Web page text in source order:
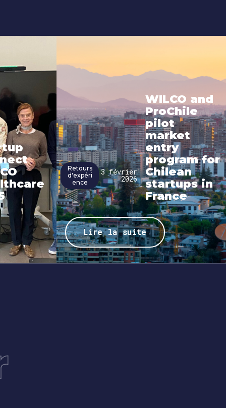
Retours
d'expéri
ence
3 février
2026
WILCO and
ProChile
pilot
market
entry
program for
Chilean
startups in
France
Lire la suite